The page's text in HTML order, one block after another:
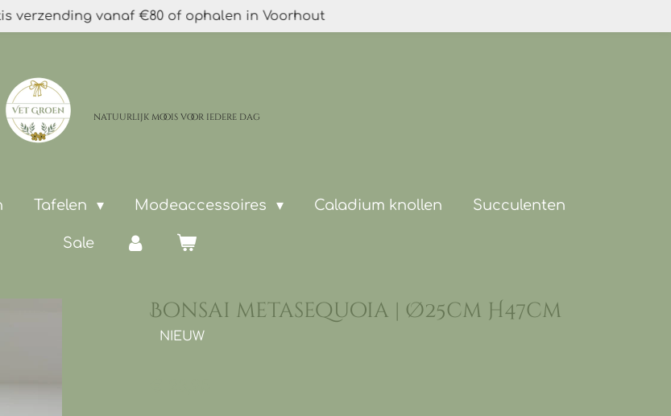
verzending vanaf €80 of ophalen in Voorhout
natuurlijk moois voor iedere dag
Tafelen Modeaccessoires Caladium knollen Succulenten
Sale
Bonsai metasequoia | Ø25cm H47cm
NIEUW